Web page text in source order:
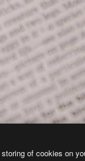
of cookies on